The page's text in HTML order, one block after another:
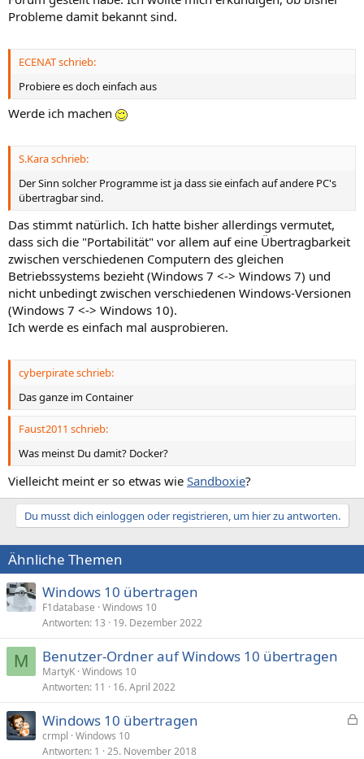
Probleme damit bekannt sind.
ECENAT schrieb:
Probiere es doch einfach aus
Werde ich machen
S.Kara schrieb:
Der Sinn solcher Programme ist ja dass sie einfach auf andere PC's
übertragbar sind.
Das stimmt natürlich. Ich hatte bisher allerdings vermutet,
dass sich die "Portabilität" vor allem auf eine Übertragbarkeit
zwischen verschiedenen Computern des gleichen
Betriebssystems bezieht (Windows 7 <-> Windows 7) und
nicht unbedingt zwischen verschiedenen Windows-Versionen
(Windows 7 <-> Windows 10).
Ich werde es einfach mal ausprobieren.
cyberpirate schrieb:
Das ganze im Container
Faust2011 schrieb:
Was meinst Du damit? Docker?
Vielleicht meint er so etwas wie Sandboxie?
Du musst dich einloggen oder registrieren, um hier zu antworten.
Ähnliche Themen
Windows 10 übertragen
F1database Windows 10
Antworten 13 19. Dezember 2022
M Benutzer-Ordner auf Windows 10 übertragen
MartyK Windows 10
Antworten 11 16. April 2022
Windows 10 übertragen
crmpl Windows 10
Antworten 1 25. November 2018